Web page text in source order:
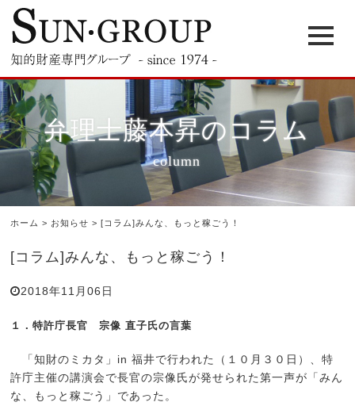
弁理士藤本昇のコラム
column
ホーム > お知らせ >[コラム]みんな、もっと稼ごう！
[コラム]みんな、もっと稼ごう！
2018年11月06日
１．特許庁長官 宗像 直子氏の言葉
「知財のミカタ」in 福井で行われた（１０月３０日）、特
許庁主催の講演会で長官の宗像氏が発せられた第一声が「みん
な、もっと稼ごう」であった。